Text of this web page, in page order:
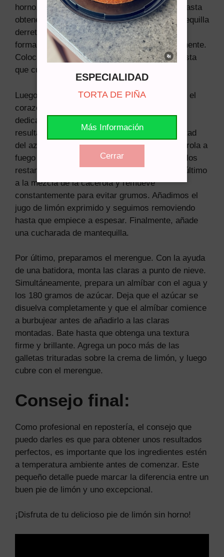
horno. Solo tienes que procesar las galletas hasta
obtener un polvo fino y mezclarlo con la mantequilla
derretida. Luego, amasa con las manos hasta
formar una pasta que puedas manipular fácilmente.
Coloca esta mezcla en un molde y aplasta hasta
que cubra toda la base. Reserva.
Luego preparamos la crema de limón. Este es el
corazón del pie de limón, así que vale la pena
dedicarle tiempo para obtener los mejores
resultados. Comienza mezclando la leche, mitad
del azúcar y las yemas de huevo en una cacerola a
fuego medio. Por otro lado, mezcla almidón y los
restantes 100 gramos de azúcar. Añade este último
a la mezcla de la cacerola y remueve
constantemente para evitar grumos. Añadimos el
jugo de limón exprimido y seguimos removiendo
hasta que empiece a espesar. Finalmente, añade
una cucharada de mantequilla.
Por último, preparamos el merengue. Con la ayuda
de una batidora, monta las claras a punto de nieve.
Simultáneamente, prepara un almíbar con el agua y
los 180 gramos de azúcar. Deja que el azúcar se
disuelva completamente y que el almíbar comience
a burbujear antes de añadirlo a las claras
montadas. Bate hasta que obtenga una textura
firme y brillante. Agrega un poco más de las
galletas trituradas sobre la crema de limón, y luego
cubre con el merengue.
Consejo final:
Como profesional en repostería, el consejo que
puedo darles es que para obtener unos resultados
perfectos, es importante que los ingredientes estén
a temperatura ambiente antes de comenzar. Este
pequeño detalle puede marcar la diferencia entre un
buen pie de limón y uno excepcional.
¡Disfruta de tu delicioso pie de limón sin horno!
ESPECIALIDAD
TORTA DE PIÑA
Más Información
Cerrar